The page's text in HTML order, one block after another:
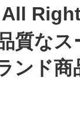
質な
ンド